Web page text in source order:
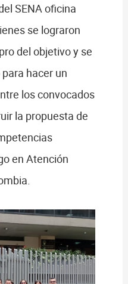
SENA oficina
se lograron
del objetivo y se
hacer un
los convocados
la propuesta de
en Atención